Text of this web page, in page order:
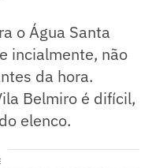
o Água Santa
incialmente, não
da hora.
Belmiro é difícil,
elenco.